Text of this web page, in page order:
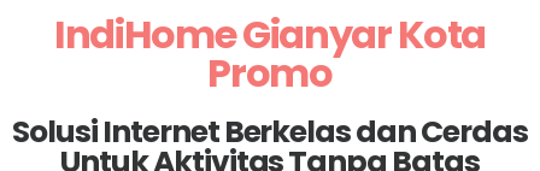
IndiHome Gianyar Kota
Promo
Solusi Internet Berkelas dan Cerdas
Untuk Aktivitas Tanpa Batas